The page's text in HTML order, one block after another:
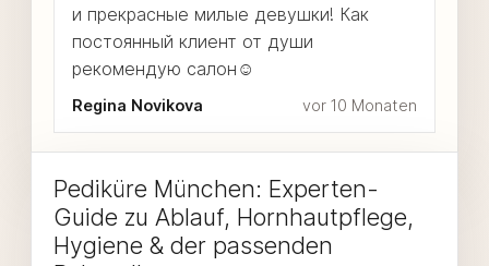
и прекрасные милые девушки! Как
постоянный клиент от души
рекомендую салон☺️
Regina Novikova vor 10 Monaten
Pediküre München: Experten-
Guide zu Ablauf, Hornhautpflege,
Hygiene & der passenden